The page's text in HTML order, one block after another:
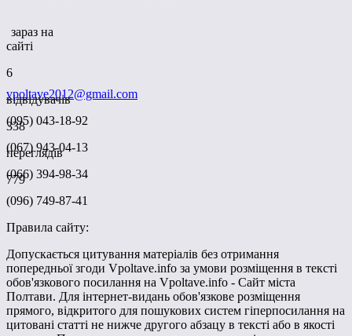
зараз на
сайті
6
відвідувачів
338
переглядів
779
vpoltave2012@gmail.com
(095) 043-18-92
(067) 943-04-13
(066) 394-98-34
(096) 749-87-41
Правила сайту:
Допускається цитування матеріалів без отримання
попередньої згоди Vpoltave.info за умови розміщення в тексті
обов'язкового посилання на Vpoltave.info - Сайт міста
Полтави. Для інтернет-видань обов'язкове розміщення
прямого, відкритого для пошукових систем гіперпосилання на
цитовані статті не нижче другого абзацу в тексті або в якості